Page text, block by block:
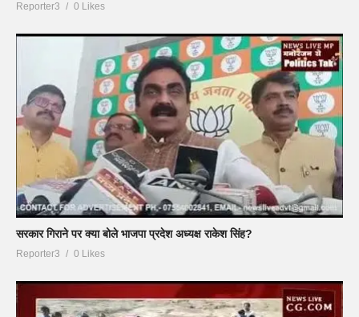
Reporter3 0 Likes
सरकार गिराने पर क्या बोले भाजपा प्रदेश अध्यक्ष राकेश सिंह?
Reporter3 0 Likes